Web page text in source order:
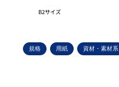
B2サイズ
規格 用紙 資材・素材系